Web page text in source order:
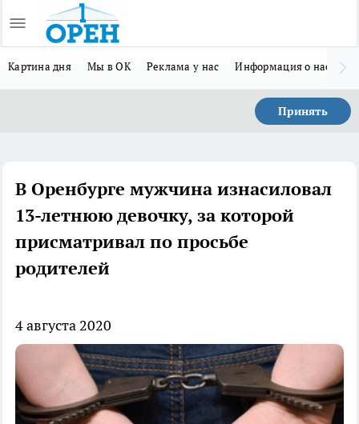
Картина дня Мы в ОК Реклама у нас Информация о нас
Принять
В Оренбурге мужчина изнасиловал
13-летнюю девочку, за которой
присматривал по просьбе
родителей
4 августа 2020